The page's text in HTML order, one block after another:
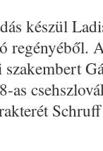
készül
as